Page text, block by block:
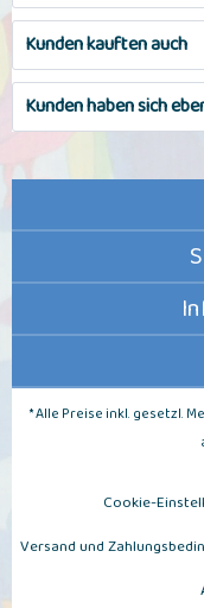
Kunden kauften auch
Kunden haben sich
* Alle Preise inkl. gesetzl.
Cookie-
Versand und